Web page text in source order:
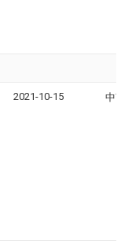
2021-10-15 中南